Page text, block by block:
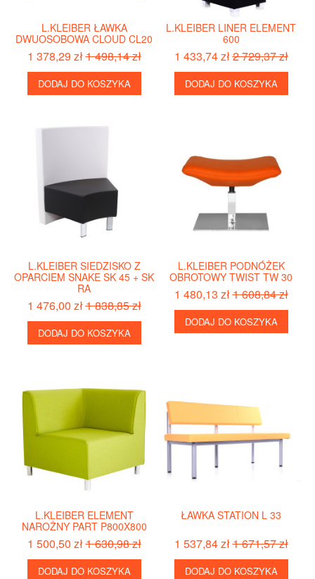
L.KLEIBER ŁAWKA
DWUOSOBOWA CLOUD CL20
1 378,29 zł1 498,14 zł
DODAJ DO KOSZYKA
L.KLEIBER LINER ELEMENT
600
1 433,74 zł2 729,37 zł
DODAJ DO KOSZYKA
L.KLEIBER SIEDZISKO Z
OPARCIEM SNAKE SK 45 + SK
RA
1 476,00 zł1 838,85 zł
DODAJ DO KOSZYKA
L.KLEIBER PODNÓŻEK
OBROTOWY TWIST TW 30
1 480,13 zł1 608,84 zł
DODAJ DO KOSZYKA
L.KLEIBER ELEMENT
NAROŻNY PART P800X800
1 500,50 zł1 630,98 zł
DODAJ DO KOSZYKA
ŁAWKA STATION L 33
1 537,84 zł1 671,57 zł
DODAJ DO KOSZYKA